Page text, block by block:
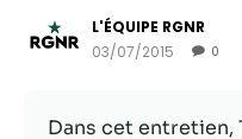
L'ÉQUIPE RGNR
03/07/2015
0
Dans cet